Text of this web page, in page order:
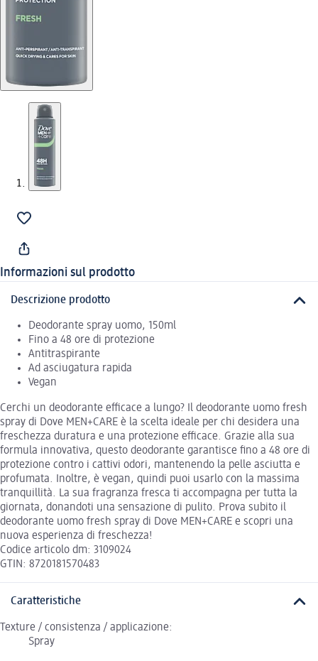
Informazioni sul prodotto
Descrizione prodotto
Deodorante spray uomo, 150ml
Fino a 48 ore di protezione
Antitraspirante
Ad asciugatura rapida
Vegan
Cerchi un deodorante efficace a lungo? Il deodorante uomo fresh
spray di Dove MEN+CARE è la scelta ideale per chi desidera una
freschezza duratura e una protezione efficace. Grazie alla sua
formula innovativa, questo deodorante garantisce fino a 48 ore di
protezione contro i cattivi odori, mantenendo la pelle asciutta e
profumata. Inoltre, è vegan, quindi puoi usarlo con la massima
tranquillità. La sua fragranza fresca ti accompagna per tutta la
giornata, donandoti una sensazione di pulito. Prova subito il
deodorante uomo fresh spray di Dove MEN+CARE e scopri una
nuova esperienza di freschezza!
Codice articolo dm: 3109024
GTIN: 8720181570483
Caratteristiche
Texture / consistenza / applicazione:
Spray